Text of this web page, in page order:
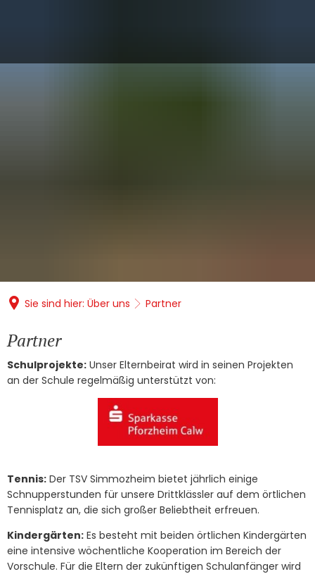
Sie sind hier: Über uns Partner
Partner
Schulprojekte: Unser Elternbeirat wird in seinen Projekten
an der Schule regelmäßig unterstützt von:
Tennis: Der TSV Simmozheim bietet jährlich einige
Schnupperstunden für unsere Drittklässler auf dem örtlichen
Tennisplatz an, die sich großer Beliebtheit erfreuen.
Kindergärten: Es besteht mit beiden örtlichen Kindergärten
eine intensive wöchentliche Kooperation im Bereich der
Vorschule. Für die Eltern der zukünftigen Schulanfänger wird